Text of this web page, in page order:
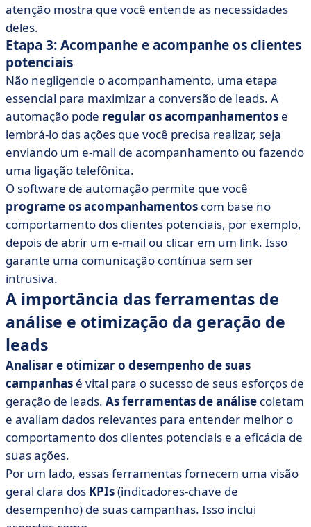
atenção mostra que você entende as necessidades
deles.
Etapa 3: Acompanhe e acompanhe os clientes
potenciais
Não negligencie o acompanhamento, uma etapa
essencial para maximizar a conversão de leads. A
automação pode regular os acompanhamentos e
lembrá-lo das ações que você precisa realizar, seja
enviando um e-mail de acompanhamento ou fazendo
uma ligação telefônica.
O software de automação permite que você
programe os acompanhamentos com base no
comportamento dos clientes potenciais, por exemplo,
depois de abrir um e-mail ou clicar em um link. Isso
garante uma comunicação contínua sem ser
intrusiva.
A importância das ferramentas de
análise e otimização da geração de
leads
Analisar e otimizar o desempenho de suas
campanhas é vital para o sucesso de seus esforços de
geração de leads. As ferramentas de análise coletam
e avaliam dados relevantes para entender melhor o
comportamento dos clientes potenciais e a eficácia de
suas ações.
Por um lado, essas ferramentas fornecem uma visão
geral clara dos KPIs(indicadores-chave de
desempenho) de suas campanhas. Isso inclui